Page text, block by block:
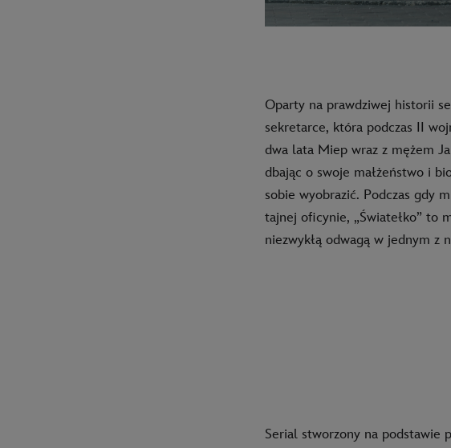
Oparty na prawdziwej historii
sekretarce, która podczas II
dwa lata Miep wraz z mężem
dbając o swoje małżeństwo i
sobie wyobrazić. Podczas gdy
tajnej oficynie, „Światełko” to
niezwykłą odwagą w jednym z
Serial stworzony na podstawie